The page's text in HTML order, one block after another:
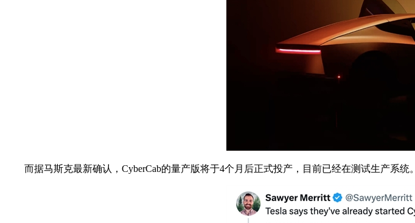
而据马斯克最新确认，CyberCab的量产版将于4个月后正式投产，目前已经在测试生产系统。